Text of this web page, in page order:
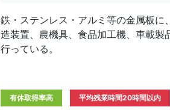
鉄・ステンレス・アルミ等の金属板
造装置、農機具、食品加工機、車載
行っている。
有休取得率高 平均残業時間20時間以内